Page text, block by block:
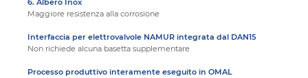
6. Albero Inox
Maggiore resistenza alla corrosione
Interfaccia per elettrovalvole NAMUR integrata dal DAN15
Non richiede alcuna basetta supplementare
Processo produttivo interamente eseguito in OMAL